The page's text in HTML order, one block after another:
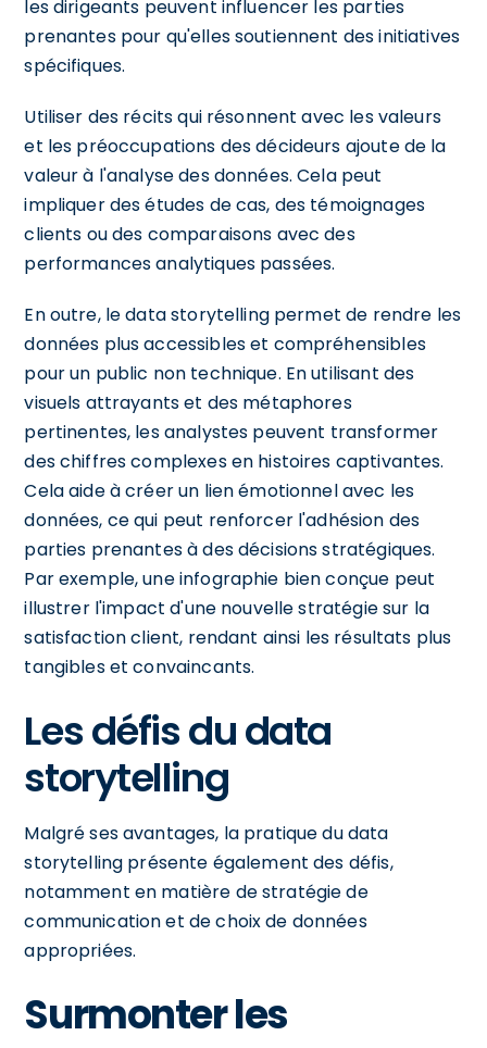
les dirigeants peuvent influencer les parties
prenantes pour qu'elles soutiennent des initiatives
spécifiques.
Utiliser des récits qui résonnent avec les valeurs
et les préoccupations des décideurs ajoute de la
valeur à l'analyse des données. Cela peut
impliquer des études de cas, des témoignages
clients ou des comparaisons avec des
performances analytiques passées.
En outre, le data storytelling permet de rendre les
données plus accessibles et compréhensibles
pour un public non technique. En utilisant des
visuels attrayants et des métaphores
pertinentes, les analystes peuvent transformer
des chiffres complexes en histoires captivantes.
Cela aide à créer un lien émotionnel avec les
données, ce qui peut renforcer l'adhésion des
parties prenantes à des décisions stratégiques.
Par exemple, une infographie bien conçue peut
illustrer l'impact d'une nouvelle stratégie sur la
satisfaction client, rendant ainsi les résultats plus
tangibles et convaincants.
Les défis du data
storytelling
Malgré ses avantages, la pratique du data
storytelling présente également des défis,
notamment en matière de stratégie de
communication et de choix de données
appropriées.
Surmonter les